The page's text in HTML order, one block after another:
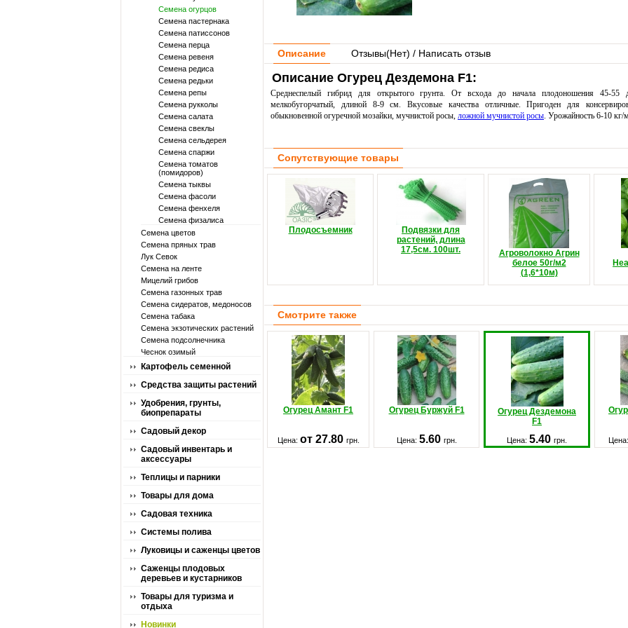
Семена огурцов
Семена пастернака
Семена патиссонов
Семена перца
Семена ревеня
Семена редиса
Семена редьки
Семена репы
Семена рукколы
Семена салата
Семена свеклы
Семена сельдерея
Семена спаржи
Семена томатов
(помидоров)
Семена тыквы
Семена фасоли
Семена фенхеля
Семена физалиса
Семена цветов
Семена пряных трав
Лук Севок
Семена на ленте
Мицелий грибов
Семена газонных трав
Семена сидератов, медоносов
Семена табака
Семена экзотических растений
Семена подсолнечника
Чеснок озимый
Картофель семенной
Средства защиты растений
Удобрения, грунты,
биопрепараты
Садовый декор
Садовый инвентарь и
аксессуары
Теплицы и парники
Товары для дома
Садовая техника
Системы полива
Луковицы и саженцы цветов
Саженцы плодовых
деревьев и кустарников
Товары для туризма и
отдыха
Новинки
Описание Отзывы(Нет) / Написать отзыв
Описание Огурец Дездемона F1:
Среднеспелый гибрид для открытого грунта. От всхода до начала плодоношения 45-
мелкобугорчатый, длиной 8-9 см. Вкусовые качества отличные. Пригоден для
обыкновенной огуречной мозайки, мучнистой росы, ложной мучнистой росы. Урожайность 6-10 кг/
Сопутствующие товары
Плодосъемник
Подвязки для
растений, длина
17,5см. 100шт.
Агроволокно Агрин
белое 50г/м2
(1,6*10м)
Смотрите также
Огурец Амант F1 Огурец Буржуй F1
Огурец Дездемона
F1
Цена: от 27.80 грн. Цена: 5.60 грн. Цена: 5.40 грн.